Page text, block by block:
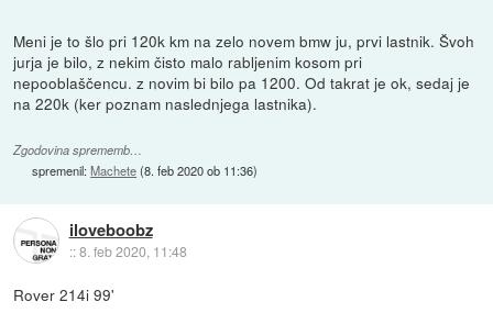
Meni je to šlo pri 120k km na zelo novem bmw ju, prvi lastnik. Švoh
jurja je bilo, z nekim čisto malo rabljenim kosom pri
nepooblaščencu. z novim bi bilo pa 1200. Od takrat je ok, sedaj je
na 220k (ker poznam naslednjega lastnika).
Zgodovina sprememb…
spremenil:Machete(8. feb 2020 ob 11:36)
iloveboobz
::8. feb 2020, 11:48
Rover 214i 99'